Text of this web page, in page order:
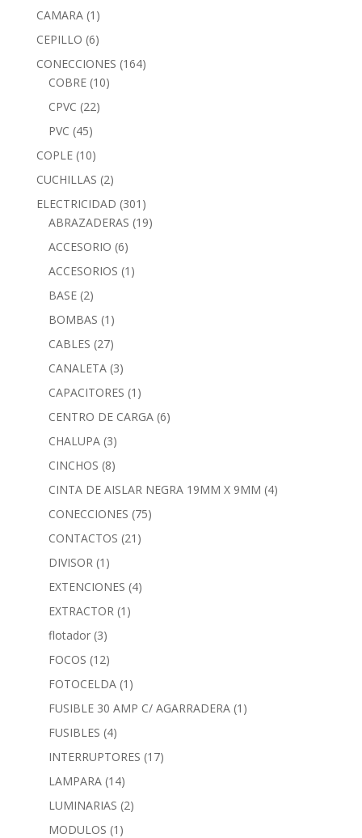
CAMARA (1)
CEPILLO (6)
CONECCIONES (164)
COBRE (10)
CPVC (22)
PVC (45)
COPLE (10)
CUCHILLAS (2)
ELECTRICIDAD (301)
ABRAZADERAS (19)
ACCESORIO (6)
ACCESORIOS (1)
BASE (2)
BOMBAS (1)
CABLES (27)
CANALETA (3)
CAPACITORES (1)
CENTRO DE CARGA (6)
CHALUPA (3)
CINCHOS (8)
CINTA DE AISLAR NEGRA 19MM X 9MM (4)
CONECCIONES (75)
CONTACTOS (21)
DIVISOR (1)
EXTENCIONES (4)
EXTRACTOR (1)
flotador (3)
FOCOS (12)
FOTOCELDA (1)
FUSIBLE 30 AMP C/ AGARRADERA (1)
FUSIBLES (4)
INTERRUPTORES (17)
LAMPARA (14)
LUMINARIAS (2)
MODULOS (1)